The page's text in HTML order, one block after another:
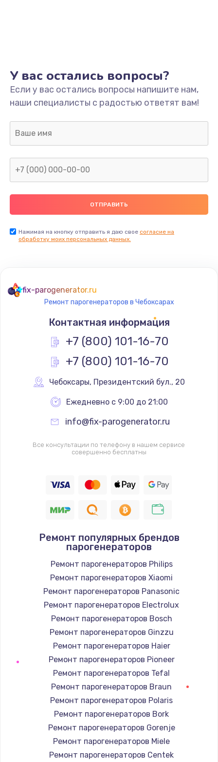
Заказать
Ремонт электромагнитного клапана
Забит клапан пар/вода
Заказать
Ремонт микровыключателя
Заказать
У вас остались вопросы?
Если у вас остались вопросы напишите нам,
наши специалисты с радостью ответят вам!
Нажимая на кнопку отправить я даю свое согласие на
обработку моих персональных данных.
fix-parogenerator.ru
Ремонт парогенераторов в Чебоксарах
Контактная информация
+7 (800) 101-16-70
+7 (800) 101-16-70
Чебоксары, Президентский бул., 20
Ежедневно с 9:00 до 21:00
info@fix-parogenerator.ru
Все консультации по телефону в нашем сервисе
совершенно бесплатны
Ремонт популярных брендов
парогенераторов
Ремонт парогенераторов Philips
Ремонт парогенераторов Xiaomi
Ремонт парогенераторов Panasonic
Ремонт парогенераторов Electrolux
Ремонт парогенераторов Bosch
Ремонт парогенераторов Ginzzu
Ремонт парогенераторов Haier
Ремонт парогенераторов Pioneer
Ремонт парогенераторов Tefal
Ремонт парогенераторов Braun
Ремонт парогенераторов Polaris
Ремонт парогенераторов Bork
Ремонт парогенераторов Gorenje
Ремонт парогенераторов Miele
Ремонт парогенераторов Centek